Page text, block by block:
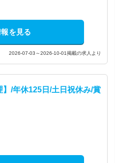
を見る
2026-07-03～2026-10-01掲載の求人より
/年休125日/土日祝休み/賞